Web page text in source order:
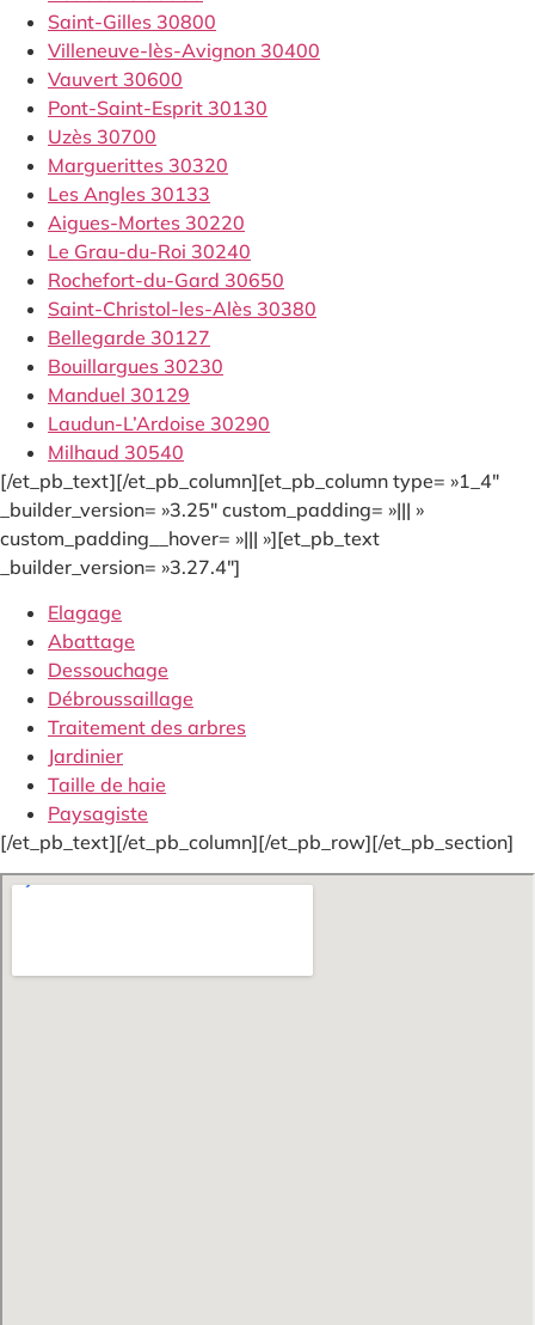
Saint-Gilles 30800
Villeneuve-lès-Avignon 30400
Vauvert 30600
Pont-Saint-Esprit 30130
Uzès 30700
Marguerittes 30320
Les Angles 30133
Aigues-Mortes 30220
Le Grau-du-Roi 30240
Rochefort-du-Gard 30650
Saint-Christol-les-Alès 30380
Bellegarde 30127
Bouillargues 30230
Manduel 30129
Laudun-L’Ardoise 30290
Milhaud 30540
[/et_pb_text][/et_pb_column][et_pb_column type= »1_4″
_builder_version= »3.25″ custom_padding= »||| »
custom_padding__hover= »||| »][et_pb_text
_builder_version= »3.27.4″]
Elagage
Abattage
Dessouchage
Débroussaillage
Traitement des arbres
Jardinier
Taille de haie
Paysagiste
[/et_pb_text][/et_pb_column][/et_pb_row][/et_pb_section]